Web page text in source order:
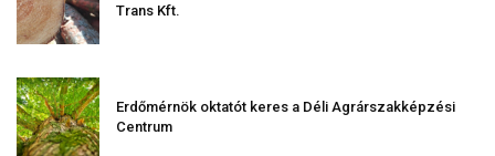
Trans Kft.
Erdőmérnök oktatót keres a Déli Agrárszakképzési
Centrum